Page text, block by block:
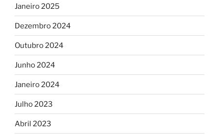
Janeiro 2025
Dezembro 2024
Outubro 2024
Junho 2024
Janeiro 2024
Julho 2023
Abril 2023